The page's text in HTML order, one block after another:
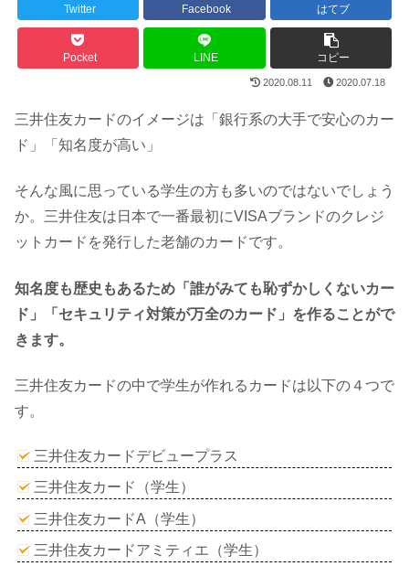
Twitter Facebook はてブ
Pocket LINE コピー
2020.08.11 2020.07.18
三井住友カードのイメージは「銀行系の大手で安心のカー
ド」「知名度が高い」
そんな風に思っている学生の方も多いのではないでしょう
か。三井住友は日本で一番最初にVISAブランドのクレジ
ットカードを発行した老舗のカードです。
知名度も歴史もあるため「誰がみても恥ずかしくないカー
ド」「セキュリティ対策が万全のカード」を作ることがで
きます。
三井住友カードの中で学生が作れるカードは以下の４つで
す。
三井住友カードデビュープラス
三井住友カード（学生）
三井住友カードA（学生）
三井住友カードアミティエ（学生）